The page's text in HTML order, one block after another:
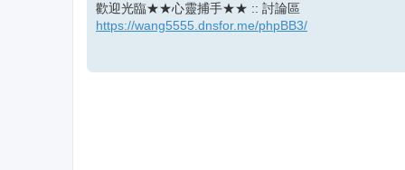
歡迎光臨★★心靈捕手★★ :: 討論區
https://wang5555.dnsfor.me/phpBB3/